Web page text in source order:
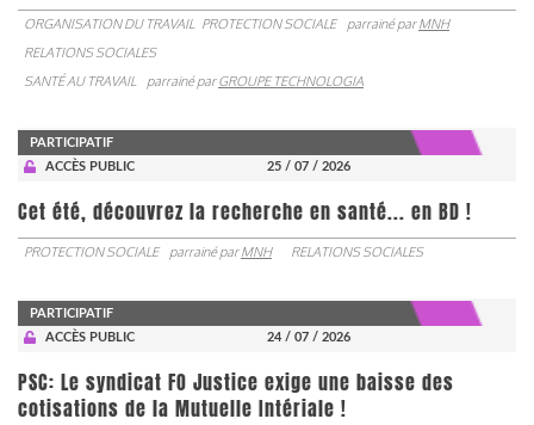
ORGANISATION DU TRAVAIL PROTECTION SOCIALE parrainé parMNH
RELATIONS SOCIALES
SANTÉ AU TRAVAIL
parrainé parGROUPE TECHNOLOGIA
PARTICIPATIF
ACCÈS PUBLIC
25 / 07 / 2026
Cet été, découvrez la recherche en santé... en BD !
PROTECTION SOCIALE parrainé parMNH RELATIONS SOCIALES
PARTICIPATIF
ACCÈS PUBLIC
24 / 07 / 2026
PSC: Le syndicat FO Justice exige une baisse des
cotisations de la Mutuelle Intériale !